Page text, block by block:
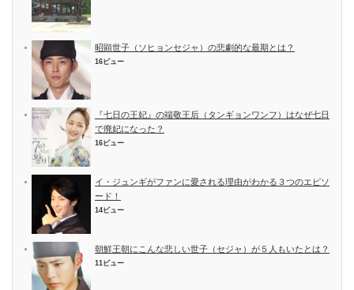
昭顕世子（ソヒョンセジャ）の悲劇的な最期とは？
16ビュー
『七日の王妃』の端敬王后（タンギョンワンフ）はなぜ七日
で廃妃になった？
16ビュー
イ・ジュンギがファンに愛される理由がわかる３つのエピソ
ード！
14ビュー
朝鮮王朝にこんな悲しい世子（セジャ）が５人もいたとは？
11ビュー